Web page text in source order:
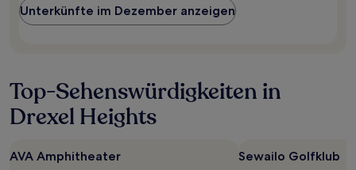
und
Verfügbarkeiten
können
zusätzliche
Bedingungen
Unterkünfte im Dezember anzeigen
Top-Sehenswürdigkeiten in
Drexel Heights
AVA Amphitheater Sewailo Golfklub